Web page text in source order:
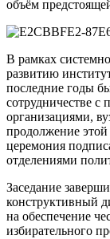
объём
В рамках
развитию
последние годы
сотрудничестве
организациями,
продолжение этой
церемония
отделениями
Заседание
конструктивный
на обеспечение
избирательного